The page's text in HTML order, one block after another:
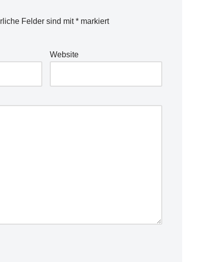
Felder sind mit* markiert
Website